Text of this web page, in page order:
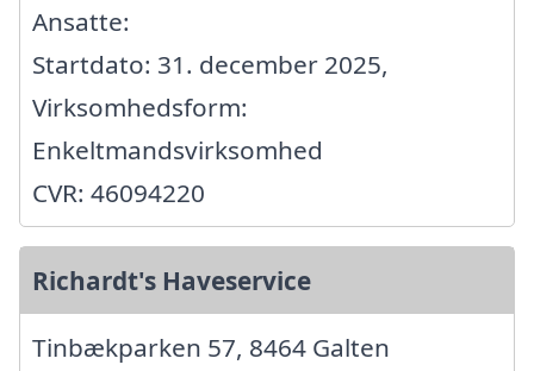
Ansatte:
Startdato: 31. december 2025,
Virksomhedsform:
Enkeltmandsvirksomhed
CVR: 46094220
Richardt's Haveservice
Tinbækparken 57, 8464 Galten